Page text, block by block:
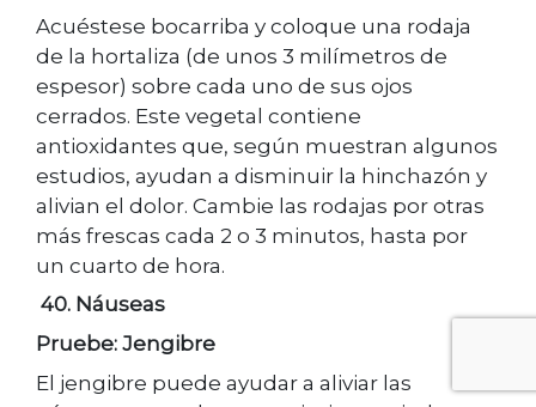
Acuéstese bocarriba y coloque una rodaja
de la hortaliza (de unos 3 milímetros de
espesor) sobre cada uno de sus ojos
cerrados. Este vegetal contiene
antioxidantes que, según muestran algunos
estudios, ayudan a disminuir la hinchazón y
alivian el dolor. Cambie las rodajas por otras
más frescas cada 2 o 3 minutos, hasta por
un cuarto de hora.
40. Náuseas
Pruebe: Jengibre
El jengibre puede ayudar a aliviar las